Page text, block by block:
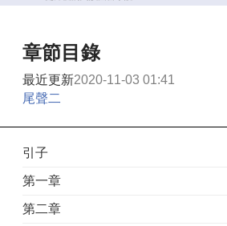
章節目錄
最近更新2020-11-03 01:41
尾聲二
引子
第一章
第二章